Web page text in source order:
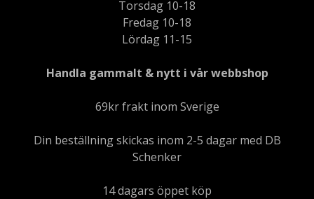
Torsdag 10-18
Fredag 10-18
Lördag 11-15
Handla gammalt & nytt i vår webbshop
69kr frakt inom Sverige
Din beställning skickas inom 2-5 dagar med DB
Schenker
14 dagars öppet köp